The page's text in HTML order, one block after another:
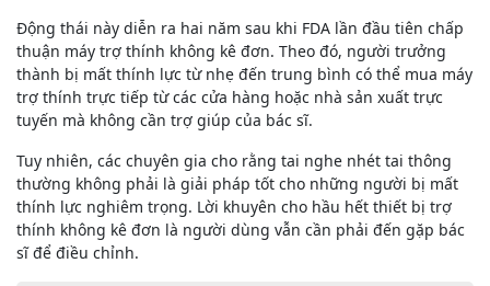
Động thái này diễn ra hai năm sau khi FDA lần đầu tiên chấp
thuận máy trợ thính không kê đơn. Theo đó, người trưởng
thành bị mất thính lực từ nhẹ đến trung bình có thể mua máy
trợ thính trực tiếp từ các cửa hàng hoặc nhà sản xuất trực
tuyến mà không cần trợ giúp của bác sĩ.
Tuy nhiên, các chuyên gia cho rằng tai nghe nhét tai thông
thường không phải là giải pháp tốt cho những người bị mất
thính lực nghiêm trọng. Lời khuyên cho hầu hết thiết bị trợ
thính không kê đơn là người dùng vẫn cần phải đến gặp bác
sĩ để điều chỉnh.